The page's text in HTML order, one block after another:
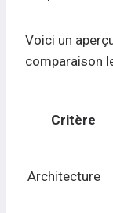
Voici un
comparaison
Critère
Architecture